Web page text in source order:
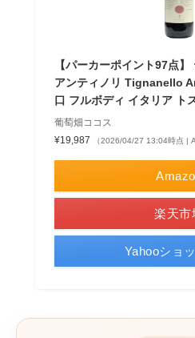
【パーカーポイント97点
アンティノリ Tignanello
口 フルボディ イタリア ト
葡萄畑ココス
¥19,987
（2026/04/27 13:04時点 |
楽天市
Yahooショ